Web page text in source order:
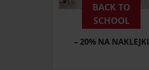
BACK TO
SCHOOL
– 20% NA NAKLEJKI